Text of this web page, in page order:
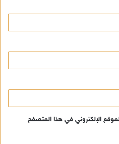
الإلكتروني في هذا المتصفح